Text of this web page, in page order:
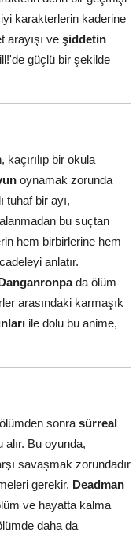
karakterlerin kaderine
arayışı ve şiddetin
güçlü bir şekilde
bir okula
oynamak zorunda
tuhaf bir ayı,
bu suçtan
hem birbirlerine hem
anlatır.
da ölüm
arasındaki karmaşık
ile dolu bu anime,
sonra sürreal
Bu oyunda,
savaşmak zorundadır
gerekir. Deadman
ve hayatta kalma
daha da